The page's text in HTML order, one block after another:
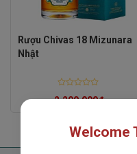
Rượu Chivas 18 Mizunara
Nhật
Rated
2,200,000₫
Welcome